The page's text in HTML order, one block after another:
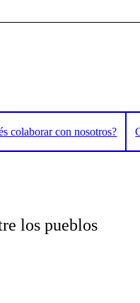
colaborar con nosotros?
los pueblos